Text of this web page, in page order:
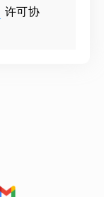
许可协